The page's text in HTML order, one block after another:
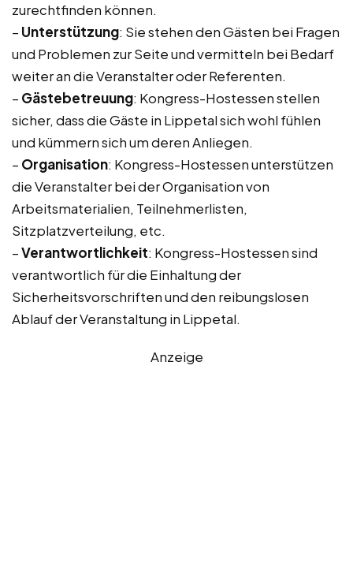
zurechtfinden können.
– Unterstützung: Sie stehen den Gästen bei Fragen
und Problemen zur Seite und vermitteln bei Bedarf
weiter an die Veranstalter oder Referenten.
– Gästebetreuung: Kongress-Hostessen stellen
sicher, dass die Gäste in Lippetal sich wohl fühlen
und kümmern sich um deren Anliegen.
– Organisation: Kongress-Hostessen unterstützen
die Veranstalter bei der Organisation von
Arbeitsmaterialien, Teilnehmerlisten,
Sitzplatzverteilung, etc.
–Verantwortlichkeit: Kongress-Hostessen sind
verantwortlich für die Einhaltung der
Sicherheitsvorschriften und den reibungslosen
Ablauf der Veranstaltung in Lippetal.
Anzeige